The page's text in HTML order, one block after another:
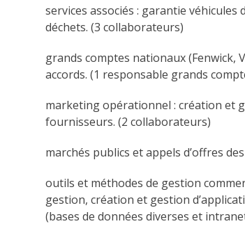
services associés : garantie véhicules
déchets. (3 collaborateurs)
grands comptes nationaux (Fenwick,
accords. (1 responsable grands
marketing opérationnel : création et
fournisseurs. (2 collaborateurs)
marchés publics et appels d’offres
outils et méthodes de gestion
gestion, création et gestion
(bases de données diverses et